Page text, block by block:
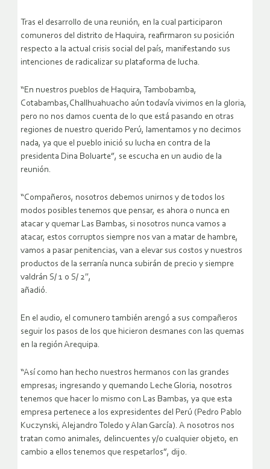
Tras el desarrollo de una reunión, en la cual participaron
comuneros del distrito de Haquira, reafirmaron su posición
respecto a la actual crisis social del país, manifestando sus
intenciones de radicalizar su plataforma de lucha.
“En nuestros pueblos de Haquira, Tambobamba,
Cotabambas,Challhuahuacho aún todavía vivimos en la gloria,
pero no nos damos cuenta de lo que está pasando en otras
regiones de nuestro querido Perú, lamentamos y no decimos
nada, ya que el pueblo inició su lucha en contra de la
presidenta Dina Boluarte”, se escucha en un audio de la
reunión.
“Compañeros, nosotros debemos unirnos y de todos los
modos posibles tenemos que pensar, es ahora o nunca en
atacar y quemar Las Bambas, si nosotros nunca vamos a
atacar, estos corruptos siempre nos van a matar de hambre,
vamos a pasar penitencias, van a elevar sus costos y nuestros
productos de la serranía nunca subirán de precio y siempre
valdrán S/ 1 o S/ 2″,
añadió.
En el audio, el comunero también arengó a sus compañeros
seguir los pasos de los que hicieron desmanes con las quemas
en la región Arequipa.
“Así como han hecho nuestros hermanos con las grandes
empresas; ingresando y quemando Leche Gloria, nosotros
tenemos que hacer lo mismo con Las Bambas, ya que esta
empresa pertenece a los expresidentes del Perú (Pedro Pablo
Kuczynski, Alejandro Toledo y Alan García). A nosotros nos
tratan como animales, delincuentes y/o cualquier objeto, en
cambio a ellos tenemos que respetarlos”, dijo.